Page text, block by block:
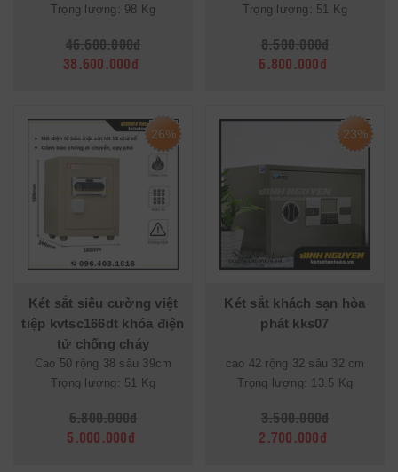
Trọng lượng: 98 Kg
46.600.000đ
38.600.000đ
Trọng lượng: 51 Kg
8.500.000đ
6.800.000đ
26%
Két sắt siêu cường việt
tiệp kvtsc166dt khóa điện
tử chống cháy
Cao 50 rộng 38 sâu 39cm
Trọng lượng: 51 Kg
6.800.000đ
5.000.000đ
23%
Két sắt khách sạn hòa
phát kks07
cao 42 rộng 32 sâu 32 cm
Trọng lượng: 13.5 Kg
3.500.000đ
2.700.000đ